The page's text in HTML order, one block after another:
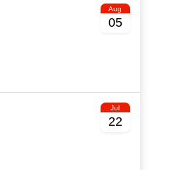
Aug
05
Jul
22